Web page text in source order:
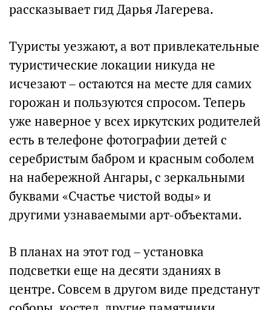
рассказывает гид Дарья Лагерева.
Туристы уезжают, а вот привлекательные
туристические локации никуда не
исчезают – остаются на месте для самих
горожан и пользуются спросом. Теперь
уже наверное у всех иркутских родителей
есть в телефоне фотографии детей с
серебристым бабром и красным соболем
на набережной Ангары, с зеркальными
буквами «Счастье чистой воды» и
другими узнаваемыми арт-объектами.
В планах на этот год – установка
подсветки еще на десяти зданиях в
центре. Совсем в другом виде предстанут